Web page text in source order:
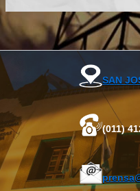
SAN
(011)